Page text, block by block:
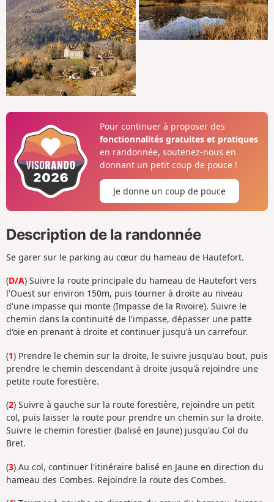
Pour continuer à proposer des
fonctionnalités gratuites et pratiques
en randonnée, soutenez-nous en
donnant un petit coup de pouce !
Je donne un coup de pouce
Description de la randonnée
Se garer sur le parking au cœur du hameau de Hautefort.
(D/A) Suivre la route principale du hameau de Hautefort vers
l'Ouest sur environ 150m, puis tourner à droite au niveau
d'une impasse qui monte (Impasse de la Rivoire). Suivre le
chemin dans la continuité de l'impasse, dépasser une patte
d'oie en prenant à droite et continuer jusqu'à un carrefour.
(1) Prendre le chemin sur la droite, le suivre jusqu'au bout, puis
prendre le chemin descendant à droite jusqu'à rejoindre une
petite route forestière.
(2) Suivre à gauche sur la route forestière, rejoindre un petit
col, puis laisser la route pour prendre un chemin sur la droite.
Suivre le chemin forestier (balisé en Jaune) jusqu'au Col du
Bret.
(3) Au col, continuer l'itinéraire balisé en Jaune en direction du
hameau des Combes. Rejoindre la route des Combes.